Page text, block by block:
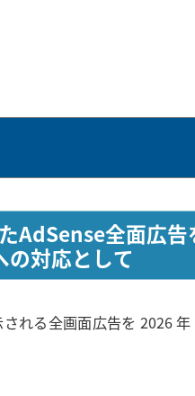
AdSense全面広
の対応として
れる全画面広告を 2026